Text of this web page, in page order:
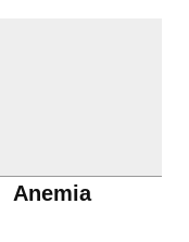
Anemia